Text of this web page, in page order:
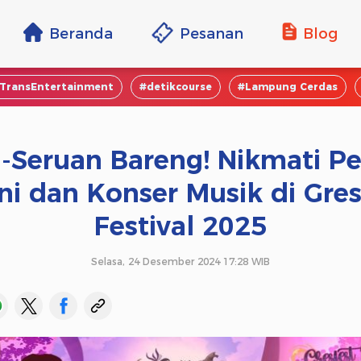
Beranda Pesanan Blog
#detikcourse #Lampung Cerdas
Seruan Bareng! Nikmati
dan Konser Musik di
Festival 2025
Selasa, 24 Desember 2024 17:28 WIB